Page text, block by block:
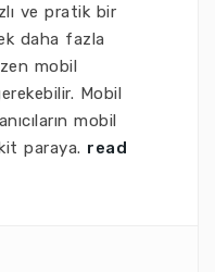
ve pratik bir
daha fazla
mobil
Mobil
mobil
paraya. read